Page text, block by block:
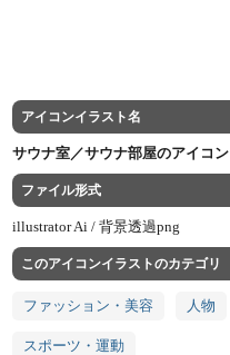
アイコンイラスト名
サウナ室／サウナ部屋のアイコン
ファイル形式
illustrator Ai /背景透過png
このアイコンイラストのカテゴリ
ファッション・美容 人物
スポーツ・運動